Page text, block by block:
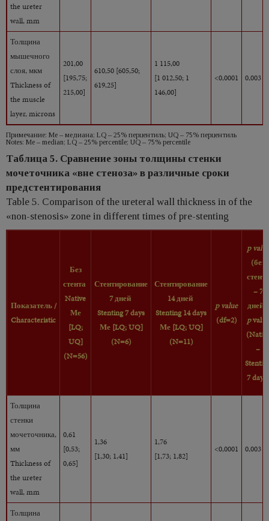
the ureter
wall, mm
Толщина
мышечного
слоя, мкм
Thickness of
the muscle
layer, microns
201,00
[195,75;
215,00]
610,50 [605,50;
619,25]
1 115,00
[1 012,50; 1
146,00]
<0,0001 0,003
Примечание: Ме – медиана; LQ – 25% перцентиль; UQ – 75% перцентиль
Notes: Me – median; LQ – 25% percentile; UQ – 75% percentile
Таблица 5. Сравнение зоны толщины стенки
мочеточника «вне стеноза» в различные сроки
предстентирования
Table 5. Comparison of the ureteral wall thickness in of the
«non-stenosis» zone in different times of pre-stenting
Показатель/
Characteristic
Без
стента
Native
Ме
[LQ;
UQ]
(N=56)
Стентирование
7 дней
Stenting7days
Ме [LQ; UQ]
(N=6)
Стентирование
14дней
Stenting 14days
Ме [LQ; UQ]
(N=11)
p value
(df=2)
p value
(без
стента
– 7
дней)
pvalue
–
7days)
Толщина
стенки
мочеточника,
мм
Thickness of
the ureter
wall, mm
0,61
[0,53;
0,65]
1,36
[1,30; 1,41]
1,76
[1,73; 1,82]
<0,0001 0,003
Толщина